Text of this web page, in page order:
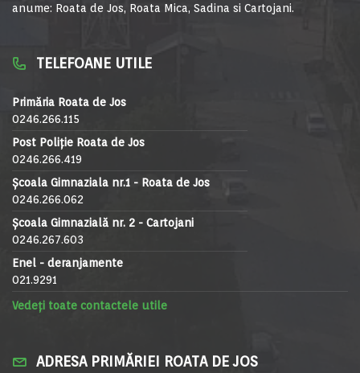
anume: Roata de Jos, Roata Mica, Sadina si Cartojani.
TELEFOANE UTILE
Primăria Roata de Jos
0246.266.115
Post Poliție Roata de Jos
0246.266.419
Școala Gimnaziala nr.1 - Roata de Jos
0246.266.062
Școala Gimnazială nr. 2 - Cartojani
0246.267.603
Enel - deranjamente
021.9291
Vedeți toate contactele utile
ADRESA PRIMĂRIEI ROATA DE JOS